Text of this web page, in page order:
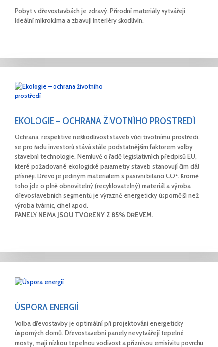
Pobyt v dřevostavbách je zdravý. Přírodní materiály vytvářejí
ideální mikroklima a zbavují interiéry škodlivin.
EKOLOGIE – OCHRANA ŽIVOTNÍHO PROSTŘEDÍ
Ochrana, respektive neškodlivost staveb vůči životnímu prostředí,
se pro řadu investorů stává stále podstatnějším faktorem volby
stavební technologie. Nemluvě o řadě legislativních předpisů EU,
které požadované ekologické parametry staveb stanovují čím dál
přísněji. Dřevo je jediným materiálem s pasivní bilancí CO². Kromě
toho jde o plně obnovitelný (recyklovatelný) materiál a výroba
dřevostavebních segmentů je výrazně energeticky úspornější než
výroba tvárnic, cihel apod.
PANELY NEMA JSOU TVOŘENY Z 85% DŘEVEM.
ÚSPORA ENERGIÍ
Volba dřevostavby je optimální při projektování energeticky
úsporných domů. Dřevostavební panely nevytvářejí tepelné
mosty, mají nízkou tepelnou vodivost a příznivou emisivitu povrchu